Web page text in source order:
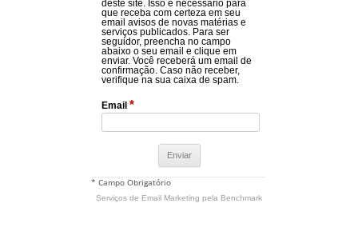
deste site. Isso é necessário para
que receba com certeza em seu
email avisos de novas matérias e
serviços publicados. Para ser
seguidor, preencha no campo
abaixo o seu email e clique em
enviar. Você receberá um email de
confirmação. Caso não receber,
verifique na sua caixa de spam.
Email *
* Campo Obrigatório
Serviços de Email Marketing pela Benchmark